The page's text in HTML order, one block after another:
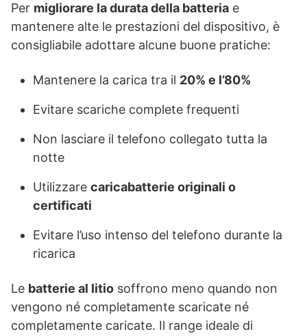
Per migliorare la durata della batteria e
mantenere alte le prestazioni del dispositivo, è
consigliabile adottare alcune buone pratiche:
Mantenere la carica tra il 20% e l’80%
Evitare scariche complete frequenti
Non lasciare il telefono collegato tutta la
notte
Utilizzare caricabatterie originali o
certificati
Evitare l’uso intenso del telefono durante la
ricarica
Le batterie al litio soffrono meno quando non
vengono né completamente scaricate né
completamente caricate. Il range ideale di